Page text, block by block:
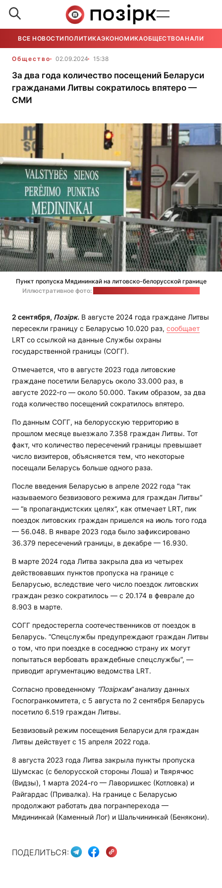
ВСЕ НОВОСТИ ПОЛИТИКАЭКОНОМИКАОБЩЕСТВОАНАЛИТИКА
Общество 02.09.2024 15:38
За два года количество посещений Беларуси
гражданами Литвы сократилось впятеро —
СМИ
Пункт пропуска Мядининкай на литовско-белорусской границе
Иллюстративное фото:
2 сентября, Позірк. В августе 2024 года граждане Литвы
пересекли границу с Беларусью 10.020 раз, сообщает
LRT со ссылкой на данные Службы охраны
государственной границы (СОГГ).
Отмечается, что в августе 2023 года литовские
граждане посетили Беларусь около 33.000 раз, в
августе 2022-го — около 50.000. Таким образом, за два
года количество посещений сократилось впятеро.
По данным СОГГ, на белорусскую территорию в
прошлом месяце выезжало 7.358 граждан Литвы. Тот
факт, что количество пересечений границы превышает
число визитеров, объясняется тем, что некоторые
посещали Беларусь больше одного раза.
После введения Беларусью в апреле 2022 года “так
называемого безвизового режима для граждан Литвы“
— “в пропагандистских целях“, как отмечает LRT, пик
поездок литовских граждан пришелся на июль того года
— 56.048. В январе 2023 года было зафиксировано
36.379 пересечений границы, в декабре — 16.930.
В марте 2024 года Литва закрыла два из четырех
действовавших пунктов пропуска на границе с
Беларусью, вследствие чего число поездок литовских
граждан резко сократилось — с 20.174 в феврале до
8.903 в марте.
СОГГ предостерегла соотечественников от поездок в
Беларусь. “Спецслужбы предупреждают граждан Литвы
о том, что при поездке в соседнюю страну их могут
попытаться вербовать враждебные спецслужбы“, —
приводит аргументацию ведомства LRT.
Согласно проведенному “Позіркам“анализу данных
Госпогранкомитета, с 5 августа по 2 сентября Беларусь
посетило 6.519 граждан Литвы.
Безвизовый режим посещения Беларуси для граждан
Литвы действует с 15 апреля 2022 года.
8 августа 2023 года Литва закрыла пункты пропуска
Шумскас (с белорусской стороны Лоша) и Твярячюс
(Видзы), 1 марта 2024-го — Лаворишкес (Котловка) и
Райгардас (Привалка). На границе с Беларусью
продолжают работать два погранперехода —
Мядининкай (Каменный Лог) и Шальчининкай (Бенякони).
ПОДЕЛИТЬСЯ: